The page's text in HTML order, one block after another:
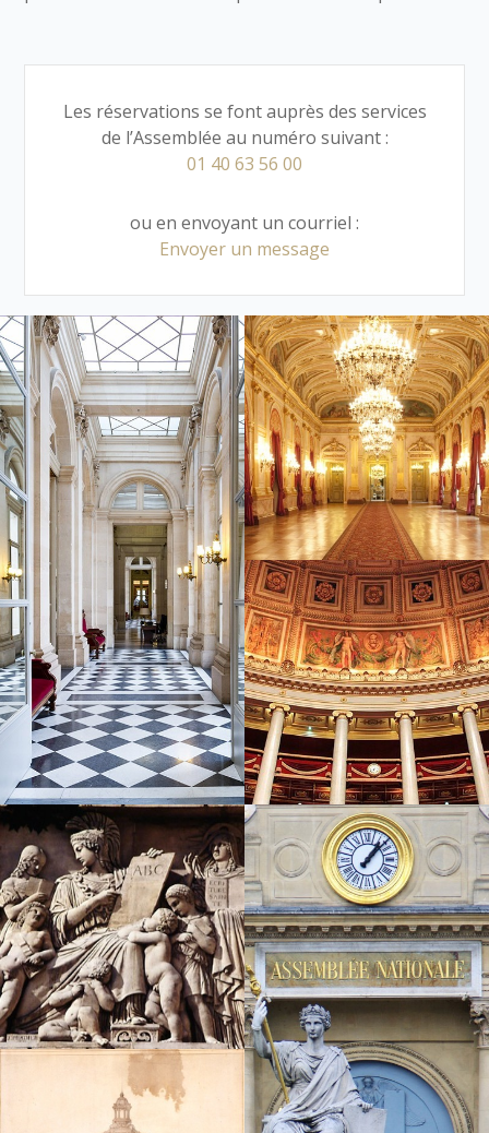
Les réservations se font auprès des services
de l’Assemblée au numéro suivant :
01 40 63 56 00
ou en envoyant un courriel :
Envoyer un message